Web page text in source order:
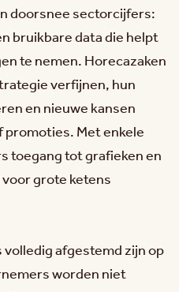
doorsnee sectorcijfers:
bruikbare data die helpt
te nemen. Horecazaken
verfijnen, hun
en nieuwe kansen
Met enkele
toegang tot grafieken en
grote ketens
afgestemd zijn op
worden niet